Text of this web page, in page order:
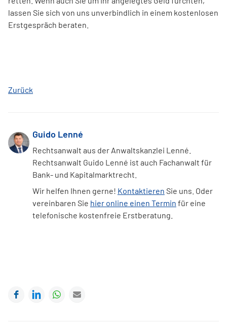
lassen Sie sich von uns unverbindlich in einem kostenlosen
Erstgespräch beraten.
Zurück
Guido Lenné
Rechtsanwalt aus der Anwaltskanzlei Lenné.
Rechtsanwalt Guido Lenné ist auch Fachanwalt für
Bank- und Kapitalmarktrecht.
Wir helfen Ihnen gerne! Kontaktieren Sie uns. Oder
vereinbaren Sie hier online einen Termin für eine
telefonische kostenfreie Erstberatung.
FacebookLinkedInWhatsApp